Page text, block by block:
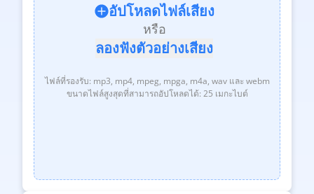
อัปโหลดไฟล์เสียง
หรือ
ลองฟังตัวอย่างเสียง
ไฟล์ที่รองรับ: mp3, mp4, mpeg, mpga, m4a, wav และ webm
ขนาดไฟล์สูงสุดที่สามารถอัปโหลดได้: 25 เมกะไบต์